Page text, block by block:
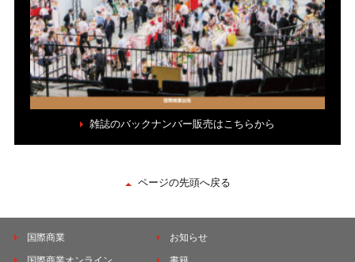
雑誌のバックナンバー販売はこちらから
ページの先頭へ戻る
国際商業 お知らせ